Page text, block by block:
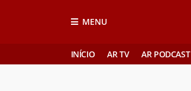
MENU
INÍCIO AR TV AR PODCAST